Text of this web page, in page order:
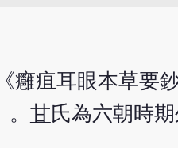
癰疽耳眼本草要
甘氏為六朝時